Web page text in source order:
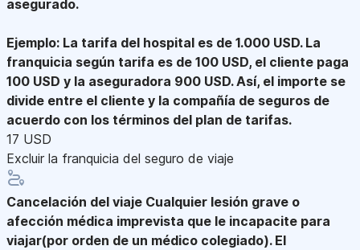
asegurado.
Ejemplo: La tarifa del hospital es de 1.000 USD. La
franquicia según tarifa es de 100 USD, el cliente paga
100 USD y la aseguradora 900 USD. Así, el importe se
divide entre el cliente y la compañía de seguros de
acuerdo con los términos del plan de tarifas.
17 USD
Excluir la franquicia del seguro de viaje
Cancelación del viaje Cualquier lesión grave o
afección médica imprevista que le incapacite para
viajar(por orden de un médico colegiado). El